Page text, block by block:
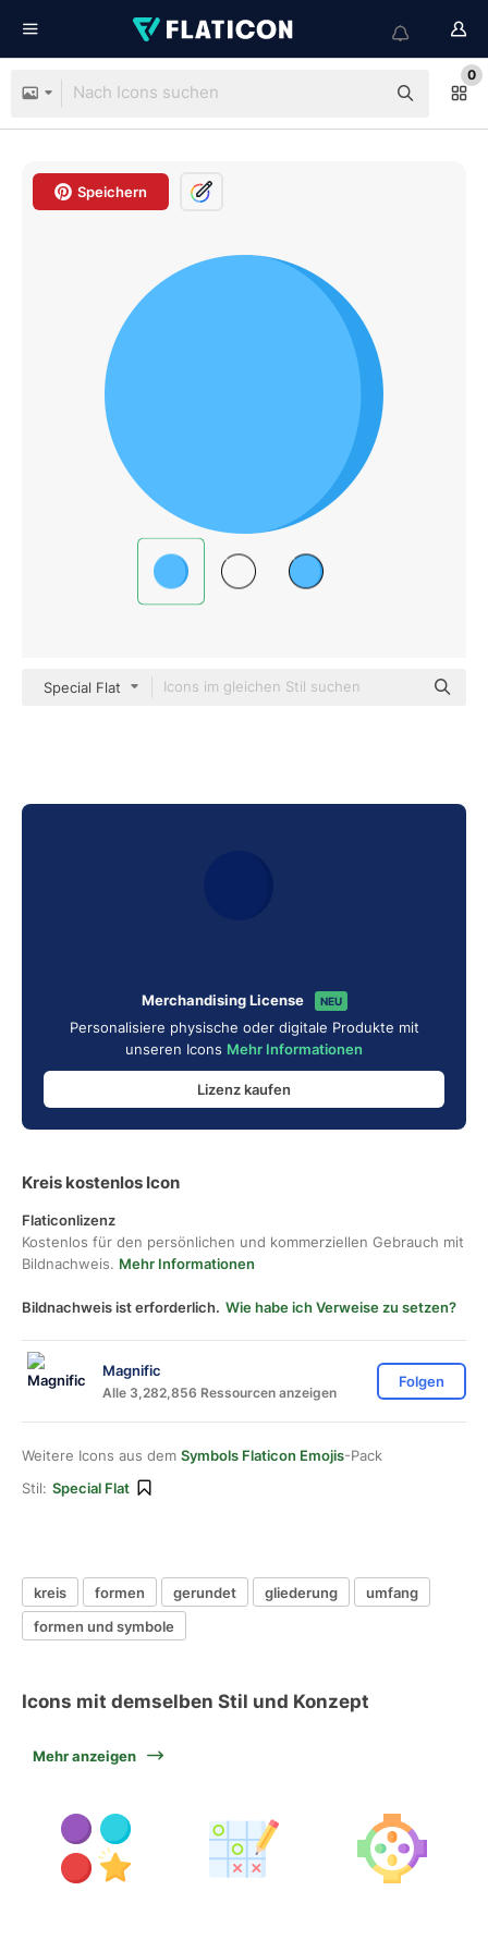
0
Speichern
Special Flat
Merchandising License NEU
Personalisiere physische oder digitale Produkte mit
unseren Icons Mehr Informationen
Lizenz kaufen
Kreis kostenlos Icon
Flaticonlizenz
Kostenlos für den persönlichen und kommerziellen Gebrauch mit
Bildnachweis. Mehr Informationen
Bildnachweis ist erforderlich. Wie habe ich Verweise zu setzen?
Magnific
Alle 3,282,856 Ressourcen anzeigen
Folgen
Weitere Icons aus dem Symbols Flaticon Emojis-Pack
Stil: Special Flat
kreis formen gerundet gliederung
umfang
formen und symbole
Icons mit demselben Stil und Konzept
Mehr anzeigen